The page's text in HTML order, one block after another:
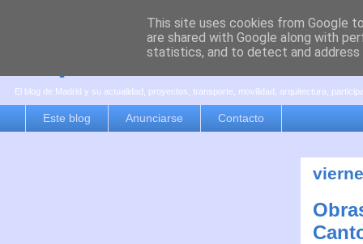
es por madrid
El blog de Madrid y su actualidad, proyectos, transporte, movilidad, arquitectura,
Este blog Anunciarse Contacto
This site uses cookies from Google
are shared with Google along with
statistics, and to detect and address